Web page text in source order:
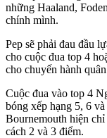
những Haaland,
chính mình.
Pep sẽ phải đau đầu
cho cuộc đua top 4
cho chuyến hành
Cuộc đua vào top 4
bóng xếp hạng 5, 6
Bournemouth hiện
cách 2 và 3 điểm.